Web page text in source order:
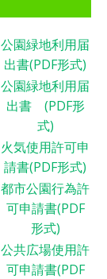
公園緑地利用届
出書(PDF形式)
公園緑地利用届
出書 (PDF形
式)
火気使用許可申
請書(PDF形式)
都市公園行為許
可申請書(PDF
形式)
公共広場使用許
可申請書(PDF